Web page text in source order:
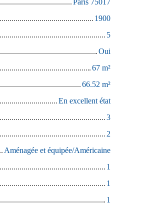
1900
5
Oui
67 m²
66.52 m²
En excellent état
3
2
Aménagée et équipée/Américaine
1
1
1